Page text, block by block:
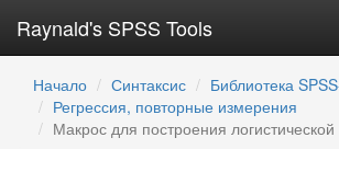
Raynald's SPSS Tools
Начало Синтаксис
Библиотека
Регрессия, повторные измерения
Макрос для построения логистической